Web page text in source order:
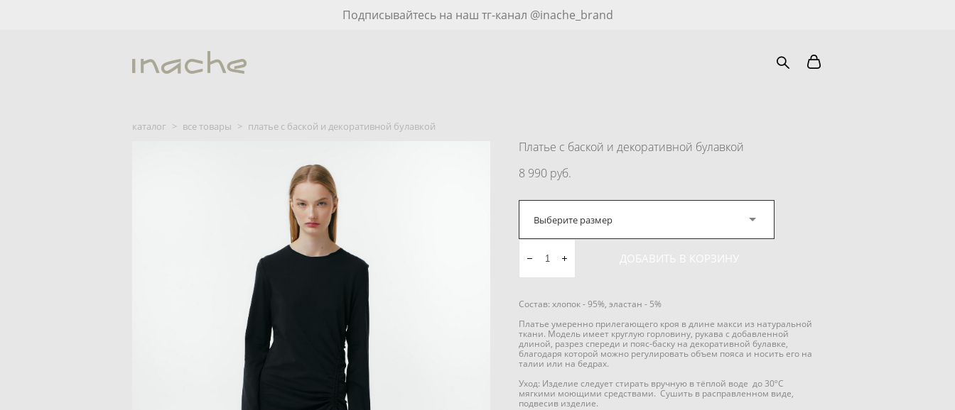
Подписывайтесь на наш тг-канал @inache_brand
каталог > все товары > платье c баской и декоративной булавкой
Платье c баской и декоративной булавкой
8 990 pуб.
Выберите размер
ДОБАВИТЬ В КОРЗИНУ
Состав: хлопок - 95%, эластан - 5%
Платье умеренно прилегающего кроя в длине макси из натуральной
ткани. Модель имеет круглую горловину, рукава с добавленной
длиной, разрез спереди и пояс-баску на декоративной булавке,
благодаря которой можно регулировать объем пояса и носить его на
талии или на бедрах.
Уход: Изделие следует стирать вручную в тёплой воде до 30ºC
мягкими моющими средствами. Сушить в расправленном виде,
подвесив изделие.